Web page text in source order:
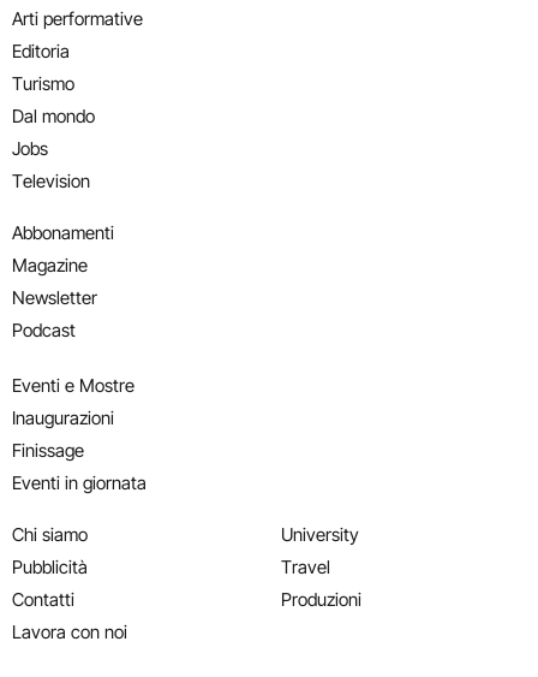
Arti performative
Editoria
Turismo
Dal mondo
Jobs
Television
Abbonamenti
Magazine
Newsletter
Podcast
Eventi e Mostre
Inaugurazioni
Finissage
Eventi in giornata
Chi siamo
Pubblicità
Contatti
Lavora con noi
University
Travel
Produzioni